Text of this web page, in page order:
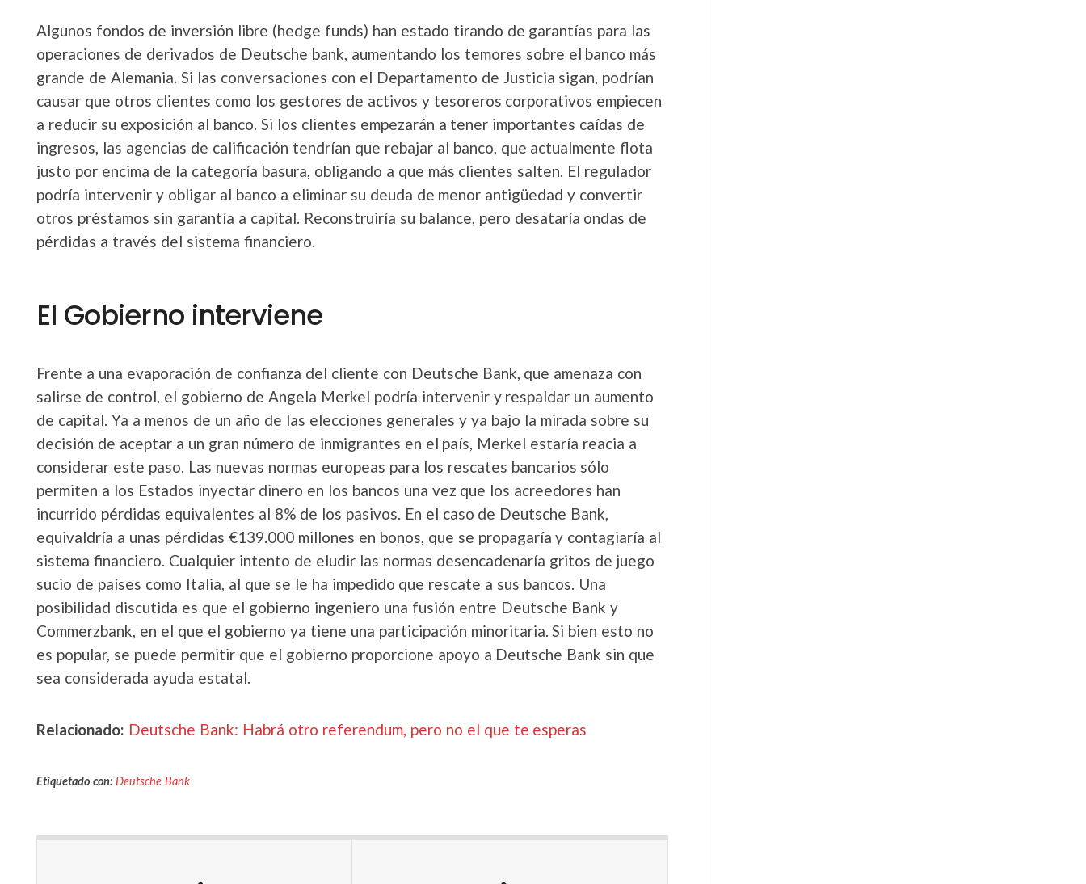
Algunos fondos de inversión libre (hedge funds) han estado tirando de garantías para las
operaciones de derivados de Deutsche bank, aumentando los temores sobre el banco más
grande de Alemania. Si las conversaciones con el Departamento de Justicia sigan, podrían
causar que otros clientes como los gestores de activos y tesoreros corporativos empiecen
a reducir su exposición al banco. Si los clientes empezarán a tener importantes caídas de
ingresos, las agencias de calificación tendrían que rebajar al banco, que actualmente flota
justo por encima de la categoría basura, obligando a que más clientes salten. El regulador
podría intervenir y obligar al banco a eliminar su deuda de menor antigüedad y convertir
otros préstamos sin garantía a capital. Reconstruiría su balance, pero desataría ondas de
pérdidas a través del sistema financiero.
El Gobierno interviene
Frente a una evaporación de confianza del cliente con Deutsche Bank, que amenaza con
salirse de control, el gobierno de Angela Merkel podría intervenir y respaldar un aumento
de capital. Ya a menos de un año de las elecciones generales y ya bajo la mirada sobre su
decisión de aceptar a un gran número de inmigrantes en el país, Merkel estaría reacia a
considerar este paso. Las nuevas normas europeas para los rescates bancarios sólo
permiten a los Estados inyectar dinero en los bancos una vez que los acreedores han
incurrido pérdidas equivalentes al 8% de los pasivos. En el caso de Deutsche Bank,
equivaldría a unas pérdidas €139.000 millones en bonos, que se propagaría y contagiaría al
sistema financiero. Cualquier intento de eludir las normas desencadenaría gritos de juego
sucio de países como Italia, al que se le ha impedido que rescate a sus bancos. Una
posibilidad discutida es que el gobierno ingeniero una fusión entre Deutsche Bank y
Commerzbank, en el que el gobierno ya tiene una participación minoritaria. Si bien esto no
es popular, se puede permitir que el gobierno proporcione apoyo a Deutsche Bank sin que
sea considerada ayuda estatal.
Relacionado: Deutsche Bank: Habrá otro referendum, pero no el que te esperas
Etiquetado con: Deutsche Bank